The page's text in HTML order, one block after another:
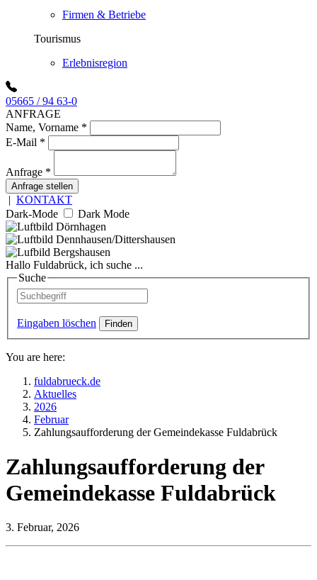
Firmen & Betriebe
Tourismus
Erlebnisregion
05665 / 94 63-0
ANFRAGE
Name, Vorname *
E-Mail *
Anfrage *
Anfrage stellen
| KONTAKT
Dark-Mode
Dark Mode
Hallo Fuldabrück, ich suche ...
Suche
Eingaben löschen
You are here:
fuldabrueck.de
Aktuelles
2026
Februar
Zahlungsaufforderung der Gemeindekasse Fuldabrück
Zahlungsaufforderung der
Gemeindekasse Fuldabrück
3. Februar, 2026